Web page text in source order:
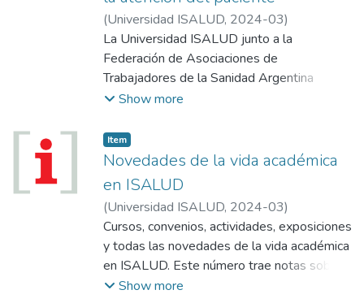
(Universidad ISALUD, 2024-03)
La Universidad ISALUD junto a la
Federación de Asociaciones de
Trabajadores de la Sanidad Argentina
(Fatsa) desde el 2009 trabajan de manera
formativas de calidad para los enfermeros y
enfermeras del país. En esta oportunidad,
llevaron adelante la X Jornada de
Enfermería en Gestión de Calidad y
Seguridad del Paciente en la sede de la
Universidad, donde se abordaron las
problemáticas del sector en base a la
necesidad de formación de profesionales
comprometidos.
Show more
Item
Novedades de la vida académica
en ISALUD
(Universidad ISALUD, 2024-03)
Cursos, convenios, actividades, exposiciones
y todas las novedades de la vida académica
en ISALUD. Este número trae notas sobre:
Apertura de Carreras Cohortes Primer
Show more